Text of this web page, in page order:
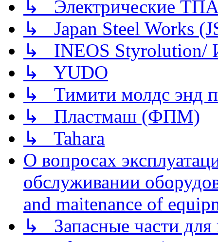
↳ Электрические
↳ Japan Steel Works
↳ INEOS
↳ YUDO
↳ Тимити молдс энд
↳ Пластмаш (ФПМ)
↳ Tahara
О вопросах
обслуживании
and maitenance of
↳ Запасные части для